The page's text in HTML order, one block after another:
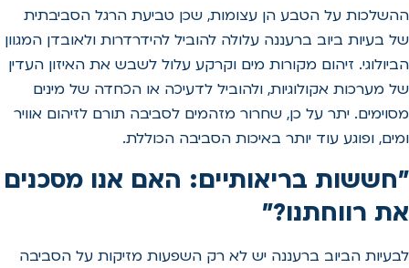
ההשלכות על הטבע הן עצומות, שכן טביעת הרגל הסביבתית
של בעיות ביוב ברעננה עלולה להוביל להידרדרות ולאובדן המגוון
הביולוגי. זיהום מקורות מים וקרקע עלול לשבש את האיזון העדין
של מערכות אקולוגיות, ולהוביל לדעיכה או הכחדה של מינים
מסוימים. יתר על כן, שחרור מזהמים לסביבה תורם לזיהום אוויר
ומים, ופוגע עוד יותר באיכות הסביבה הכוללת.
"חששות בריאותיים: האם אנו מסכנים
את רווחתנו?"
לבעיות הביוב ברעננה יש לא רק השפעות מזיקות על הסביבה